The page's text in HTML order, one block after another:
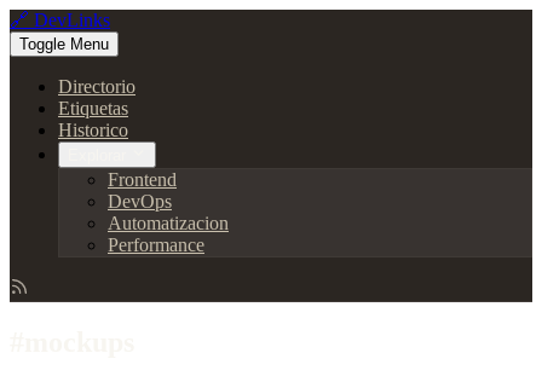
🔗 DevLinks
Toggle Menu
Directorio
Etiquetas
Historico
Frontend
DevOps
Automatizacion
Performance